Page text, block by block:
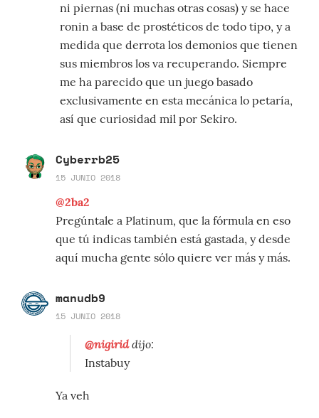
ni piernas (ni muchas otras cosas) y se hace
ronin a base de prostéticos de todo tipo, y a
medida que derrota los demonios que tienen
sus miembros los va recuperando. Siempre
me ha parecido que un juego basado
exclusivamente en esta mecánica lo petaría,
así que curiosidad mil por Sekiro.
Cyberrb25
15 JUNIO 2018
@2ba2
Pregúntale a Platinum, que la fórmula en eso
que tú indicas también está gastada, y desde
aquí mucha gente sólo quiere ver más y más.
manudb9
15 JUNIO 2018
@nigiriddijo:
Instabuy
Ya veh